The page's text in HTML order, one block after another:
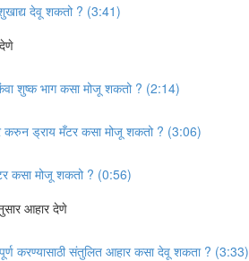
देवू शकतो ? (3:41)
शुष्क भाग कसा मोजू शकतो ? (2:14)
करुन ड्राय मँटर कसा मोजू शकतो ? (3:06)
कसा मोजू शकतो ? (0:56)
आहार देणे
करण्यासाठी संतुलित आहार कसा देवू शकता ? (3:33)